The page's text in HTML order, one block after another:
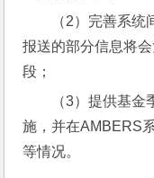
（2）完善系
报送的部分信息将
段；
（3）提供基
施，并在AMBERS
等情况。